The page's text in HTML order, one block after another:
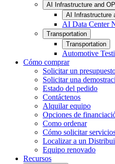
AI Infrastructure and
AI Infrastructure
AI Data Center
Transportation
Transportation
Automotive
Cómo comprar
Solicitar un
Solicitar una
Estado del pedido
Contáctenos
Alquilar equipo
Opciones de
Como ordenar
Cómo solicitar
Localizar a un
Equipo renovado
Recursos